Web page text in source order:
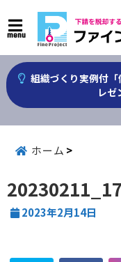
menu
組織づくり実例付
レゼ
ホーム
2023年2月14日